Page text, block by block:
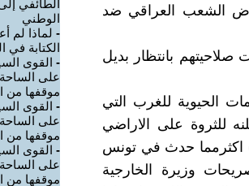
الشعب العراقي ضد
صلاحيتهم بانتظار بديل
الحيوية للغرب التي
للثروة على الاراضي
اكثرمما حدث في تونس
وزيرة الخارجية
الطائفي
الوطني
- لماذا لم
الكتابة في
- القوى
على الساحة
موقفها من
- القوى
على الساحة
موقفها من
- القوى
على الساحة
موقفها من